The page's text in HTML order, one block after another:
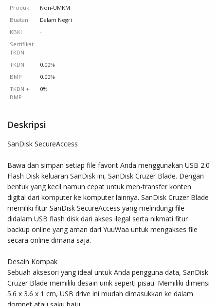
Produk
Non-UMKM
Buatan
Dalam Negri
KBKI
-
Sertifikat
TKDN
TKDN
0.00%
BMP
0.00%
TKDN +
BMP
0%
Deskripsi
SanDisk SecureAccess
Bawa dan simpan setiap file favorit Anda menggunakan USB 2.0
Flash Disk keluaran SanDisk ini, SanDisk Cruzer Blade. Dengan
bentuk yang kecil namun cepat untuk men-transfer konten
digital dari komputer ke komputer lainnya. SanDisk Cruzer Blade
memiliki fitur SanDisk SecureAccess yang melindungi file
didalam USB flash disk dari akses ilegal serta nikmati fitur
backup online yang aman dari YuuWaa untuk mengakses file
secara online dimana saja.
Desain Kompak
Sebuah aksesori yang ideal untuk Anda pengguna data, SanDisk
Cruzer Blade memiliki desain unik seperti pisau. Memiliki dimensi
5.6 x 3.6 x 1 cm, USB drive ini mudah dimasukkan ke dalam
dompet atau saku baju.